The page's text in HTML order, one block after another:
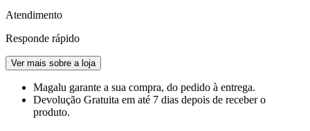
Atendimento
Responde rápido
Ver mais sobre a loja
Magalu garante a sua compra, do pedido à entrega.
Devolução Gratuita em até 7 dias depois de receber o
produto.